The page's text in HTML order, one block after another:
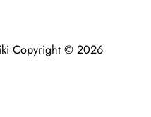
Copyright © 2026